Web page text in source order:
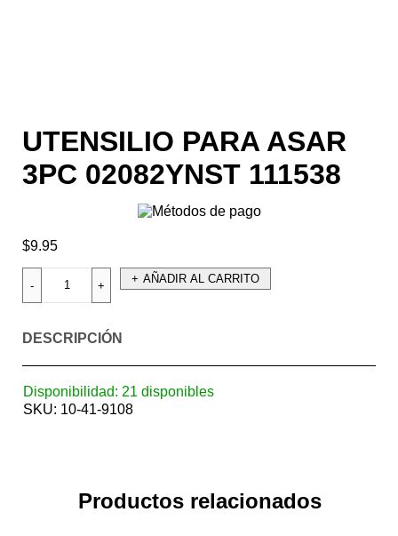
UTENSILIO PARA ASAR
3PC 02082YNST 111538
$9.95
AÑADIR AL CARRITO
DESCRIPCIÓN
Disponibilidad: 21 disponibles
SKU: 10-41-9108
Productos relacionados